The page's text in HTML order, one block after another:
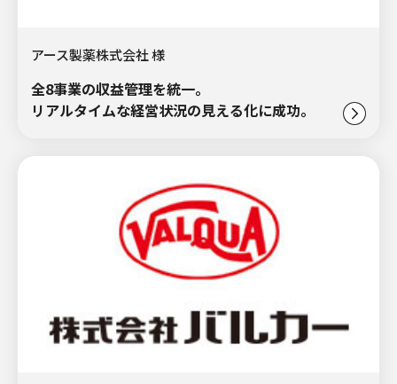
アース製薬株式会社 様
全8事業の収益管理を統一。
リアルタイムな経営状況の見える化に成功。